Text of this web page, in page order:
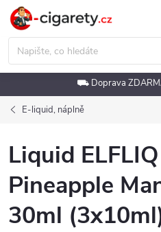
Přejít
obsah
⛟ Doprava
E-liquid, náplně
Liquid
Pineapple
30ml